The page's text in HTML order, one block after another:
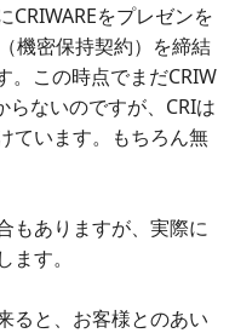
CRIWAREをプレゼンを
機密保持契約）を締結
。この時点でまだCRIW
らないのですが、CRIは
ています。もちろん無
もありますが、実際に
す。
ると、お客様とのあい